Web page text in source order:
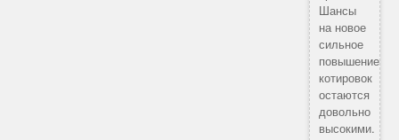
Шансы
на новое
сильное
повышение
котировок
остаются
довольно
высокими.